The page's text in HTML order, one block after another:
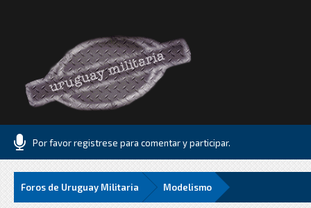
Por favor registrese para comentar y participar.
Foros de Uruguay Militaria Modelismo